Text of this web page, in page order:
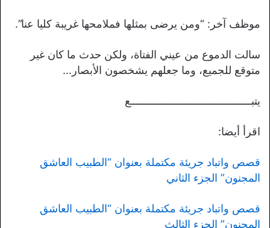
موظف آخر: “ومن يرضى بمثلها فملامحها غريبة كليا عنا”.
سالت الدموع من عيني الفتاة، ولكن حدث ما كان غير
متوقع للجميع، وما جعلهم يشخصون الأبصار…
يتبــــــــــــــــــــــــــــــــــــــــع
اقرأ أيضا:
قصص واتباد جريئة مكتملة بعنوان “الطبيب العاشق
المجنون” الجزء الثاني
قصص واتباد جريئة مكتملة بعنوان “الطبيب العاشق
المجنون” الجزء الثالث